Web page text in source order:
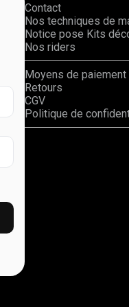
Contact
Nos techniques de
Notice pose Kits
Nos riders
Moyens de paiement
Retours
CGV
Politique de